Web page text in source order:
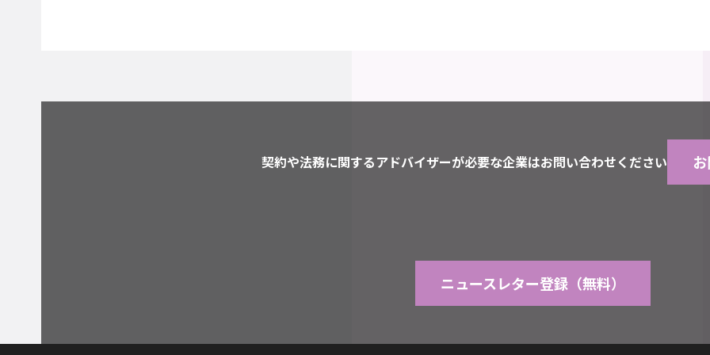
契約や法務に関するアドバイザーが必要な企業はお問い合わせください
ニュースレター登録（無料）